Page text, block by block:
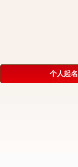
个人起名